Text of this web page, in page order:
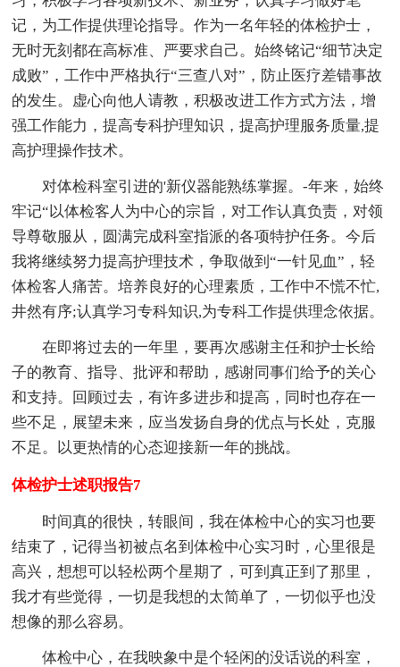
记，为工作提供理论指导。作为一名年轻的体检护士，
无时无刻都在高标准、严要求自己。始终铭记“细节决定
成败”，工作中严格执行“三查八对”，防止医疗差错事故
的发生。虚心向他人请教，积极改进工作方式方法，增
强工作能力，提高专科护理知识，提高护理服务质量,提
高护理操作技术。
对体检科室引进的'新仪器能熟练掌握。-年来，始终
牢记“以体检客人为中心的宗旨，对工作认真负责，对领
导尊敬服从，圆满完成科室指派的各项特护任务。今后
我将继续努力提高护理技术，争取做到“一针见血”，轻
体检客人痛苦。培养良好的心理素质，工作中不慌不忙,
井然有序;认真学习专科知识,为专科工作提供理念依据。
在即将过去的一年里，要再次感谢主任和护士长给
子的教育、指导、批评和帮助，感谢同事们给予的关心
和支持。回顾过去，有许多进步和提高，同时也存在一
些不足，展望未来，应当发扬自身的优点与长处，克服
不足。以更热情的心态迎接新一年的挑战。
体检护士述职报告7
时间真的很快，转眼间，我在体检中心的实习也要
结束了，记得当初被点名到体检中心实习时，心里很是
高兴，想想可以轻松两个星期了，可到真正到了那里，
我才有些觉得，一切是我想的太简单了，一切似乎也没
想像的那么容易。
体检中心，在我映象中是个轻闲的没话说的科室，